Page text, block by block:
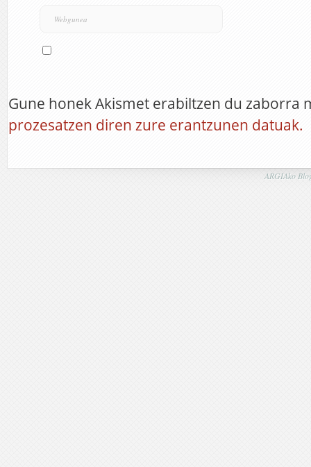
Gune honek Akismet erabiltzen du zaborra
prozesatzen diren zure erantzunen datuak.
ARGIAko